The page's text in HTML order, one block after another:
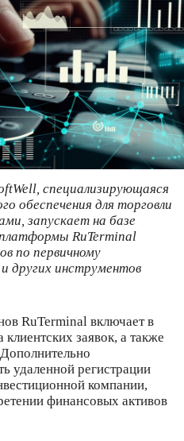
специализирующаяся
обеспечения для торговли
запускает на базе
RuTerminal
по первичному
других инструментов
RuTerminal включает в
заявок, а также
удаленной регистрации
компании,
финансовых активов